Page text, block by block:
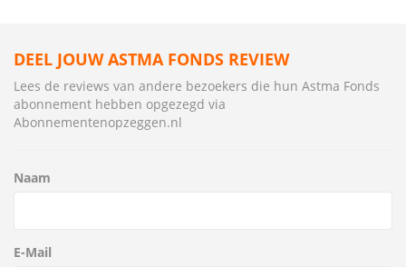
DEEL JOUW ASTMA FONDS REVIEW
Lees de reviews van andere bezoekers die hun Astma Fonds
abonnement hebben opgezegd via
Abonnementenopzeggen.nl
Naam
E-Mail